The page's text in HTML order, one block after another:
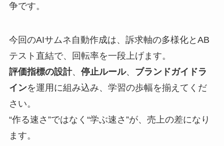
争です。
今回のAIサムネ自動作成は、訴求軸の多様化とAB
テスト直結で、回転率を一段上げます。
評価指標の設計、 停止ルール、 ブランドガイドラ
インを運用に組み込み、学習の歩幅を揃えてくだ
さい。
“作る速さ”ではなく“学ぶ速さ”が、売上の差になり
ます。